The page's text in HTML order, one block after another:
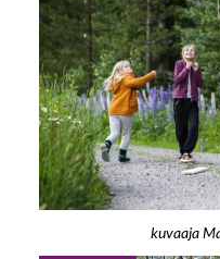
kuvaaja